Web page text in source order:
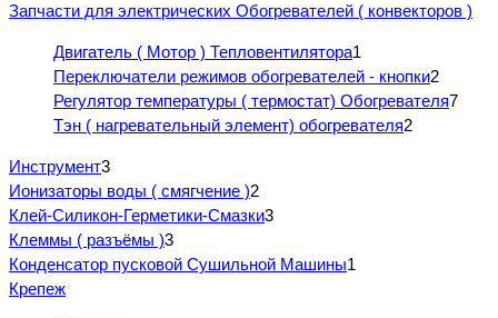
Запчасти для электрических Обогревателей ( конвекторов )
Двигатель ( Мотор ) Тепловентилятора1
Переключатели режимов обогревателей - кнопки2
Регулятор температуры ( термостат) Обогревателя7
Тэн ( нагревательный элемент) обогревателя2
Инструмент3
Ионизаторы воды ( смягчение )2
Клей-Силикон-Герметики-Смазки3
Клеммы ( разъёмы )3
Конденсатор пусковой Сушильной Машины1
Крепеж